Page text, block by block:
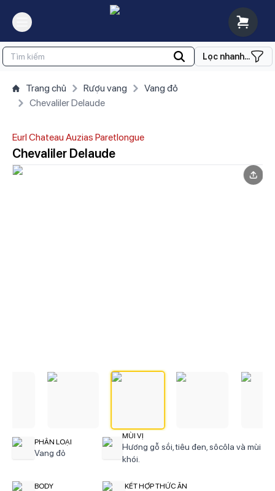
Lọc nhanh...
Trang chủ Rượu vang
Vang đỏ
Chevaliler Delaude
Eurl Chateau Auzias Paretlongue
Chevaliler Delaude
PHÂN LOẠI
Vang đỏ
BODY
MÙI VỊ
Hương gỗ sồi, tiêu đen, sôcôla và mùi
khói.
KẾT HỢP THỨC ĂN